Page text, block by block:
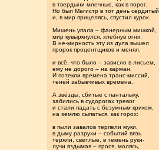
в твердыни млечные, как в порог.
Но был Магистр в тот день сердитый,
и, в мир прицелясь, спустил курок.
Мишень упала – фанерным мишкой,
мир кувыркнулся, хлебнув огня.
В не-мирность эту из дула вышел
пророк процентщиков и менял,
и всё, что было – зависло в лисьем,
ему не дорого – на карман.
И потекли времена транс-миссий,
теней забывчивых времена.
А звёзды, сбитые с панталыку,
забились в судорогах тревог
и стали падать с безумным криком,
на землю сыпаться, как горох:
в пыли завалов терпели муки,
в дыму разрухи – событий вязь
теряли, светлые, в темень руки-
лучи вздымая – прося, молясь,